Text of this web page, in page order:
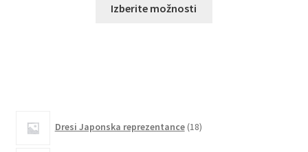
Izberite možnosti
Dresi Japonska reprezentance 18izdelkov